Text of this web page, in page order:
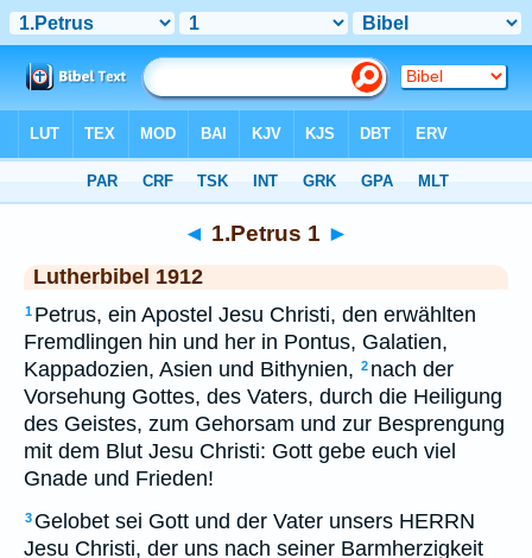
◄ 1.Petrus 1 ►
Lutherbibel 1912
1 Petrus, ein Apostel Jesu Christi, den erwählten
Fremdlingen hin und her in Pontus, Galatien,
Kappadozien, Asien und Bithynien, 2 nach der
Vorsehung Gottes, des Vaters, durch die Heiligung
des Geistes, zum Gehorsam und zur Besprengung
mit dem Blut Jesu Christi: Gott gebe euch viel
Gnade und Frieden!
3 Gelobet sei Gott und der Vater unsers HERRN
Jesu Christi, der uns nach seiner Barmherzigkeit